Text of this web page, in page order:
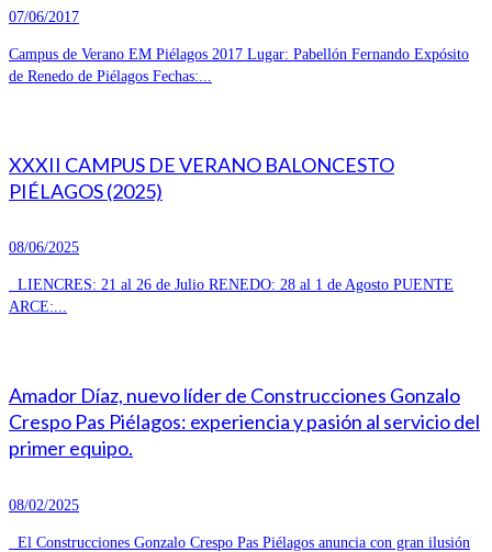
07/06/2017
Campus de Verano EM Piélagos 2017 Lugar: Pabellón Fernando Expósito
de Renedo de Piélagos Fechas:...
XXXII CAMPUS DE VERANO BALONCESTO
PIÉLAGOS (2025)
08/06/2025
LIENCRES: 21 al 26 de Julio RENEDO: 28 al 1 de Agosto PUENTE
ARCE:...
Amador Díaz, nuevo líder de Construcciones Gonzalo
Crespo Pas Piélagos: experiencia y pasión al servicio del
primer equipo.
08/02/2025
El Construcciones Gonzalo Crespo Pas Piélagos anuncia con gran ilusión